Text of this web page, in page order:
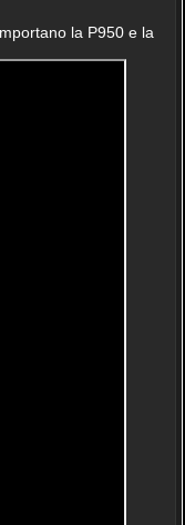
la P950 e la